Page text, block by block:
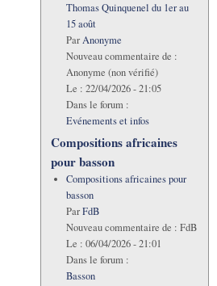
Thomas Quinquenel du 1er au
15 août
ParAnonyme
Nouveau commentaire de :
Anonyme (non vérifié)
Le : 22/04/2026 - 21:05
Dans le forum :
Evénements et infos
Compositions africaines
pour basson
Compositions africaines pour
basson
ParFdB
Nouveau commentaire de : FdB
Le : 06/04/2026 - 21:01
Dans le forum :
Basson